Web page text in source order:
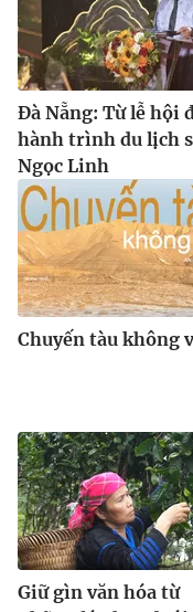
Ðiện thoại Thời báo
Email:toasoan@vtv.vn
Liên hệ quảng cáo:
® Cấm sao chép dưới
thuận bằng văn bản.
thông tin từ website
Đà Nẵng: Từ lễ hội
hành trình du lịch
Ngọc Linh
Chuyến tàu không
Giữ gìn văn hóa từ